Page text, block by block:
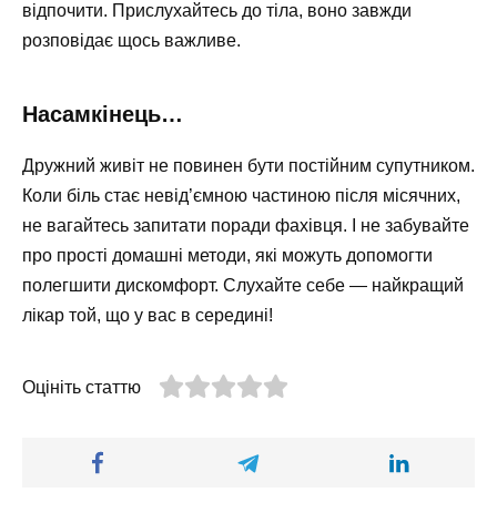
відпочити. Прислухайтесь до тіла, воно завжди
розповідає щось важливе.
Насамкінець…
Дружний живіт не повинен бути постійним супутником.
Коли біль стає невід’ємною частиною після місячних,
не вагайтесь запитати поради фахівця. І не забувайте
про прості домашні методи, які можуть допомогти
полегшити дискомфорт. Слухайте себе — найкращий
лікар той, що у вас в середині!
Оцініть статтю